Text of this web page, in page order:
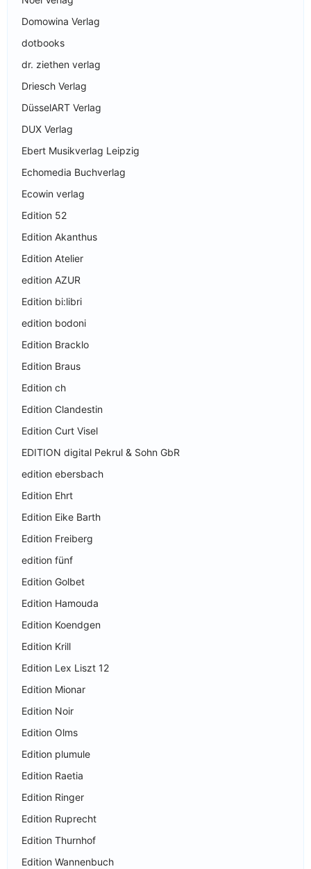
Domowina Verlag
dotbooks
dr. ziethen verlag
Driesch Verlag
DüsselART Verlag
DUX Verlag
Ebert Musikverlag Leipzig
Echomedia Buchverlag
Ecowin verlag
Edition 52
Edition Akanthus
Edition Atelier
edition AZUR
Edition bi:libri
edition bodoni
Edition Bracklo
Edition Braus
Edition ch
Edition Clandestin
Edition Curt Visel
EDITION digital Pekrul & Sohn GbR
edition ebersbach
Edition Ehrt
Edition Eike Barth
Edition Freiberg
edition fünf
Edition Golbet
Edition Hamouda
Edition Koendgen
Edition Krill
Edition Lex Liszt 12
Edition Mionar
Edition Noir
Edition Olms
Edition plumule
Edition Raetia
Edition Ringer
Edition Ruprecht
Edition Thurnhof
Edition Wannenbuch